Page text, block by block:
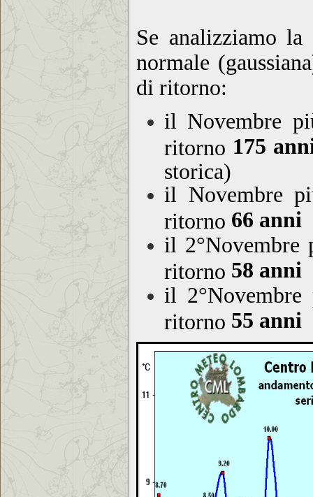
Se analizziamo
normale
di ritorno:
il Novembre
ritorno 175
storica)
il Novembre
ritorno 66 anni
il 2°Novembre
ritorno 58 anni
il
ritorno 55 anni